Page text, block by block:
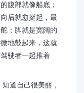
腹部就像船底；
后就愈挺起，最
；脚就是宽阔的
地鼓起来，这就
驶者一起推着
道自己很美丽，